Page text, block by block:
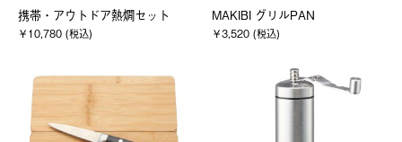
携帯・アウトドア熱燗セット
￥10,780 (税込)
MAKIBI グリルPAN
￥3,520 (税込)